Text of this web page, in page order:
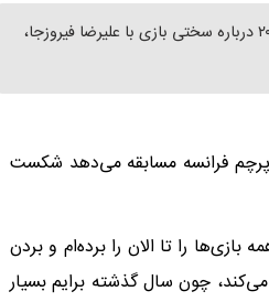
پرهام مقصودلو، استاد بزرگ شطرنج ایران، پس از پیروزی‌اش برابر علیرضا فیروزجا در مسابقات سوییس ۲۰۲۵ درباره سختی بازی با علیرضا فیروزجا،
پرچم فرانسه مسابقه می‌دهد شکست
را تا الان را برده‌ام و بردن
چون سال گذشته برایم بسیار